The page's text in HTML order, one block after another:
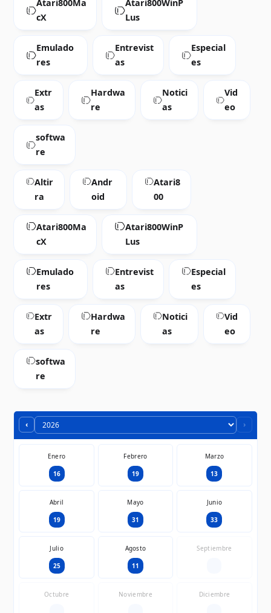
Atari800Ma
cX
Atari800WinP
Lus
Emulado
res
Entrevist
as
Especial
es
Extr
as
Hardwa
re
Notici
as
Vid
eo
softwa
re
Altir
ra
Andr
oid
Atari8
00
Atari800Ma
cX
Atari800WinP
Lus
Emulado
res
Entrevist
as
Especial
es
Extr
as
Hardwa
re
Notici
as
Vid
eo
softwa
re
‹ ›
Enero
16
Febrero
19
Marzo
13
Abril
19
Mayo
31
Junio
33
Julio
25
Agosto
11
Septiembre
Octubre Noviembre Diciembre